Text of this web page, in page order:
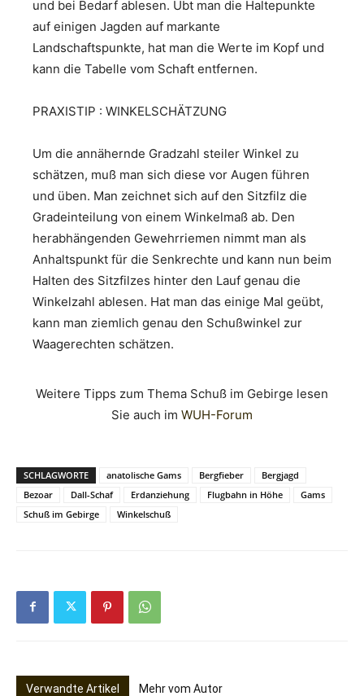
und bei Bedarf ablesen. Übt man die Haltepunkte
auf einigen Jagden auf markante
Landschaftspunkte, hat man die Werte im Kopf und
kann die Tabelle vom Schaft entfernen.
PRAXISTIP : WINKELSCHÄTZUNG
Um die annähernde Gradzahl steiler Winkel zu
schätzen, muß man sich diese vor Augen führen
und üben. Man zeichnet sich auf den Sitzfilz die
Gradeinteilung von einem Winkelmaß ab. Den
herabhängenden Gewehrriemen nimmt man als
Anhaltspunkt für die Senkrechte und kann nun beim
Halten des Sitzfilzes hinter den Lauf genau die
Winkelzahl ablesen. Hat man das einige Mal geübt,
kann man ziemlich genau den Schußwinkel zur
Waagerechten schätzen.
Weitere Tipps zum Thema Schuß im Gebirge lesen
Sie auch im WUH-Forum
SCHLAGWORTE anatolische Gams Bergfieber
Bergjagd
Bezoar
Dall-Schaf Erdanziehung Flugbahn in Höhe
Gams
Schuß im Gebirge
Winkelschuß
Verwandte Artikel Mehr vom Autor